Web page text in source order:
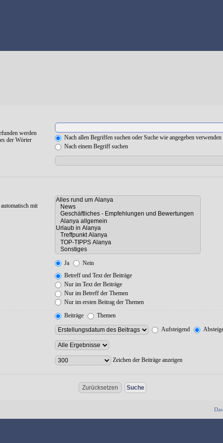
werden
der Wörter
Nach allen Begriffen suchen oder Suche wie angegeben verwenden
Nach einem Begriff suchen
mit
Ja
Nein
Betreff und Text der Beiträge
Nur im Text der Beiträge
Nur im Betreff der Themen
Nur im ersten Beitrag der Themen
Beiträge
Themen
Aufsteigend
Zeichen der Beiträge anzeigen